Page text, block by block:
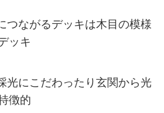
つながるデッキは木目の模様
ッキ
光にこだわったり玄関から光
徴的